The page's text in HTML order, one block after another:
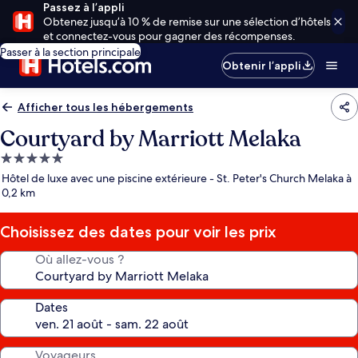
Passez à l’appli
Obtenez jusqu’à 10 % de remise sur une sélection d’hôtels
et connectez-vous pour gagner des récompenses.
Passer à la section principale
Obtenir l’appli
Afficher tous les hébergements
Courtyard by Marriott Melaka
Hébergement
5.0 étoiles
Hôtel de luxe avec une piscine extérieure - St. Peter's Church Melaka à
0,2 km
Choisissez des dates pour voir les prix
Où allez-vous ?
Dates